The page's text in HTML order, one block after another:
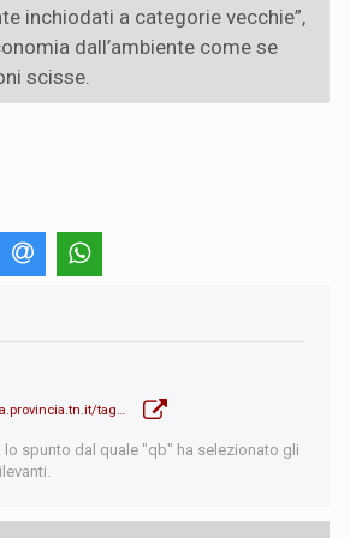
inchiodati a categorie vecchie”,
dall’ambiente come se
scisse.
lo spunto dal quale "qb" ha selezionato gli